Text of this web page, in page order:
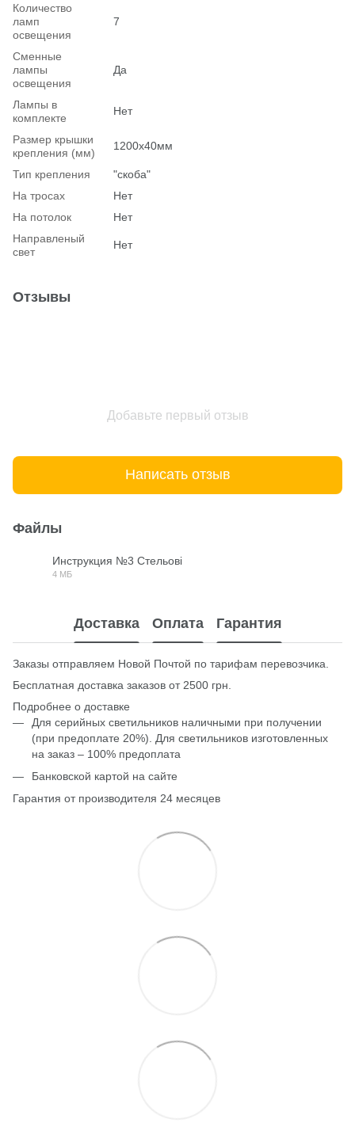
Количество
ламп
освещения
7
Сменные
лампы
освещения
Да
Лампы в
комплекте
Нет
Размер крышки
крепления (мм)
1200х40мм
Тип крепления
"скоба"
На тросах
Нет
На потолок
Нет
Hаправленый
свет
Нет
Отзывы
Добавьте первый отзыв
Написать отзыв
Файлы
Инструкция №3 Стельові
4 МБ
Доставка Оплата Гарантия
Заказы отправляем Новой Почтой по тарифам перевозчика.
Бесплатная доставка заказов от 2500 грн.
Подробнее о доставке
Для серийных светильников наличными при получении
(при предоплате 20%). Для светильников изготовленных
на заказ – 100% предоплата
Банковской картой на сайте
Гарантия от производителя 24 месяцев